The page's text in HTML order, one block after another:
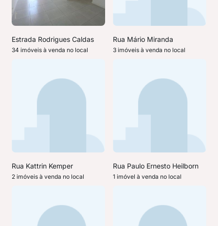
Estrada Rodrigues Caldas
34 imóveis à venda no local
Rua Mário Miranda
3 imóveis à venda no local
Rua Kattrin Kemper
2 imóveis à venda no local
Rua Paulo Ernesto Heilborn
1 imóvel à venda no local